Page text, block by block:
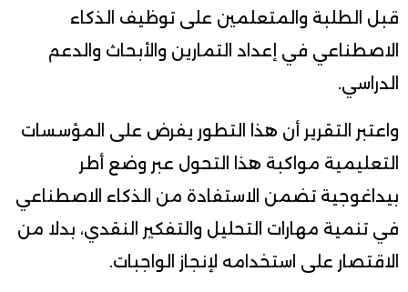
قبل الطلبة والمتعلمين على توظيف الذكاء
الاصطناعي في إعداد التمارين والأبحاث والدعم
الدراسي.
واعتبر التقرير أن هذا التطور يفرض على المؤسسات
التعليمية مواكبة هذا التحول عبر وضع أطر
بيداغوجية تضمن الاستفادة من الذكاء الاصطناعي
في تنمية مهارات التحليل والتفكير النقدي، بدلا من
الاقتصار على استخدامه لإنجاز الواجبات.